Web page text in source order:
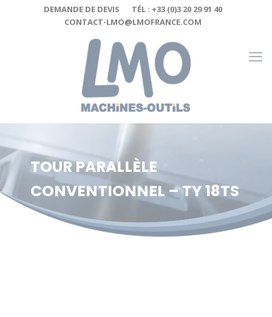
DEMANDE DE DEVIS
TÉL : +33 (0)3 20 29 91 40
CONTACT-LMO@LMOFRANCE.COM
TOUR PARALLÈLE
CONVENTIONNEL – TY 18TS
Cookies management panel